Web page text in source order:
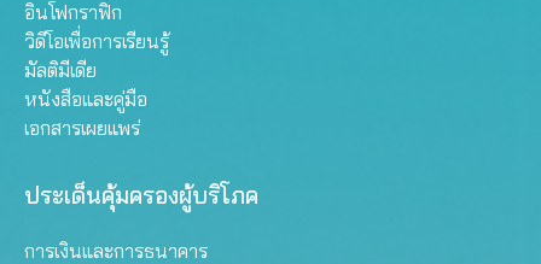
อินโฟกราฟิก
วิดีโอเพื่อการเรียนรู้
มัลติมีเดีย
หนังสือและคู่มือ
เอกสารเผยแพร่
ประเด็นคุ้มครองผู้บริโภค
การเงินและการธนาคาร